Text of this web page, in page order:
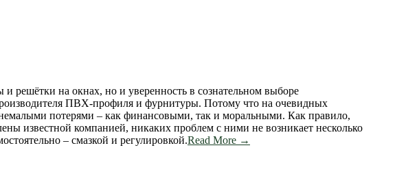
решётки на окнах, но и уверенность в сознательном выборе
ПВХ-профиля и фурнитуры. Потому что на очевидных
потерями – как финансовыми, так и моральными. Как правило,
известной компанией, никаких проблем с ними не возникает несколько
– смазкой и регулировкой.Read More →